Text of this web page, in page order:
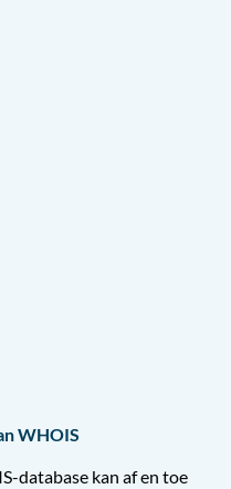
WHOIS
database kan af en toe